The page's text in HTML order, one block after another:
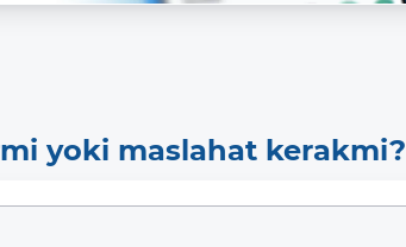
yoki maslahat kerakmi?